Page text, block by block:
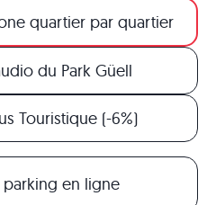
quartier par quartier
du Park Güell
Touristique (-6%)
parking en ligne